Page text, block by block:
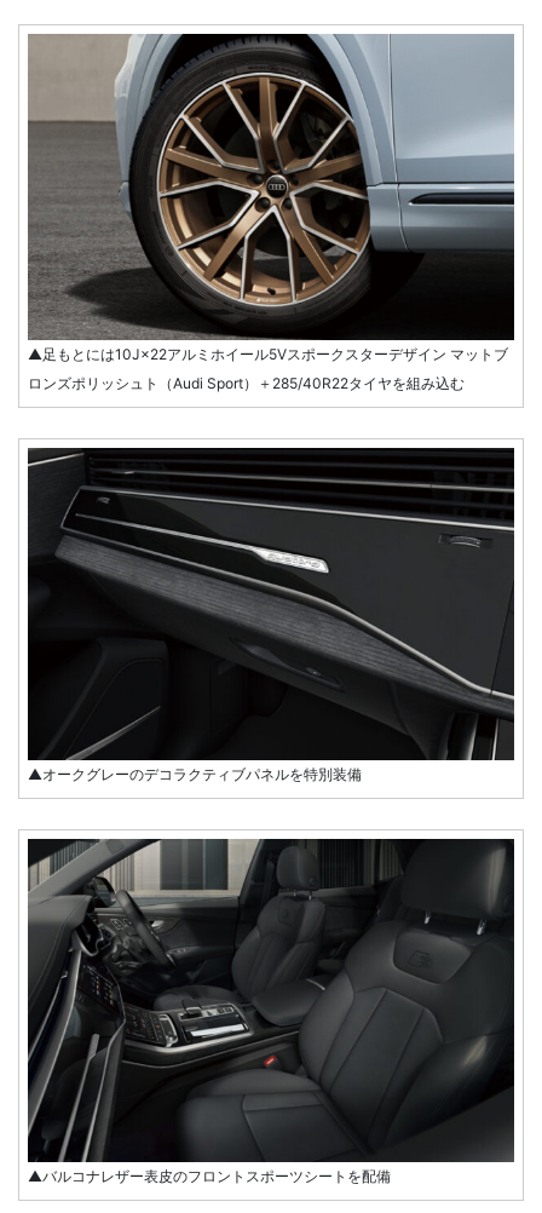
▲足もとには10J×22アルミホイール5Vスポークスターデザイン マットブ
ロンズポリッシュト（Audi Sport）＋285/40R22タイヤを組み込む
▲オークグレーのデコラクティブパネルを特別装備
▲バルコナレザー表皮のフロントスポーツシートを配備